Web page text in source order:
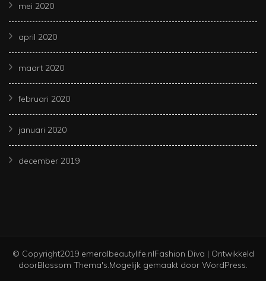
mei 2020
april 2020
maart 2020
februari 2020
januari 2020
december 2019
© Copyright2019 emeralbeautylife.nlFashion Diva | Ontwikkeld
doorBlossom Thema's.Mogelijk gemaakt door WordPress.